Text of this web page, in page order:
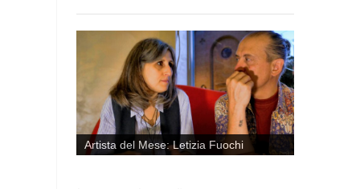
Artista del Mese: Letizia Fuochi